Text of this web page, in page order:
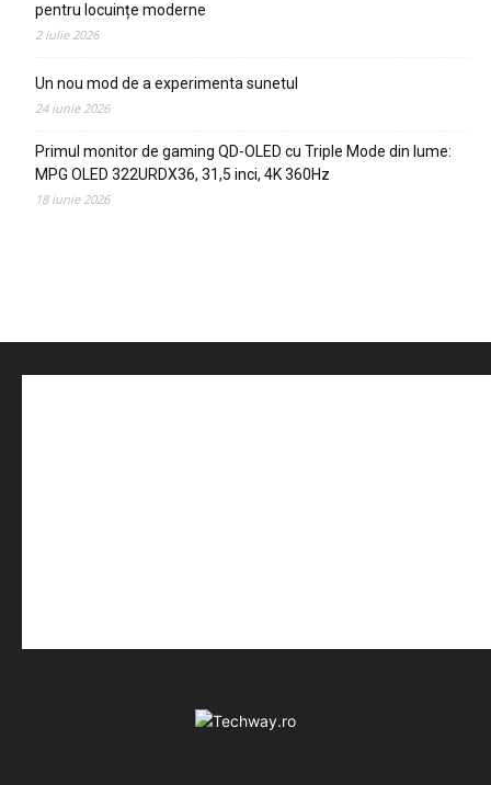
pentru locuințe moderne
2 iulie 2026
Un nou mod de a experimenta sunetul
24 iunie 2026
Primul monitor de gaming QD-OLED cu Triple Mode din lume:
MPG OLED 322URDX36, 31,5 inci, 4K 360Hz
18 iunie 2026